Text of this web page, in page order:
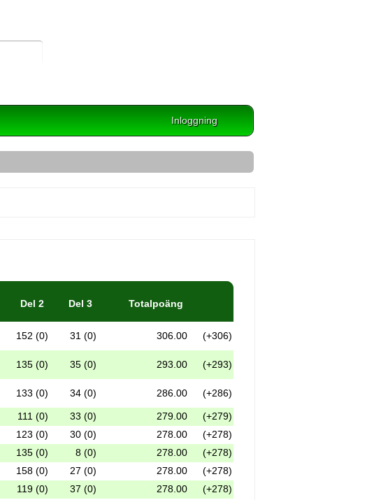
Inloggning
Del 2 Del 3 Totalpoäng
152 (0) 31 (0) 306.00 (+306)
135 (0) 35 (0) 293.00 (+293)
133 (0) 34 (0) 286.00 (+286)
111 (0) 33 (0) 279.00
(+279)
123 (0) 30 (0) 278.00
(+278)
135 (0) 8 (0) 278.00
(+278)
158 (0) 27 (0) 278.00
(+278)
119 (0) 37 (0) 278.00
(+278)